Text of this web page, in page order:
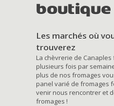
boutique
Les marchés où
trouverez
La chèvrerie de
plusieurs fois par
plus de nos fromages
panel varié de fromages
venir nous rencontrer et
fromages !